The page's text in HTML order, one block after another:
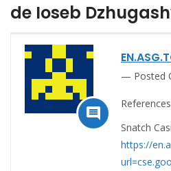
de Ioseb

Posted
Snatch
https://